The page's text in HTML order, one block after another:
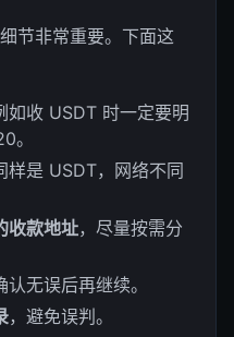
节非常重要。下面这
如收 USDT 时一定要明
。
样是 USDT，网络不同
收款地址，尽量按需分
认无误后再继续。
，避免误判。